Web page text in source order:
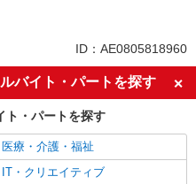
未経験歓迎
女性活躍中
フリーター歓迎
ブランクOK
土日祝休み
ID：AE0805818960
バイト・パートを探す
ト・パートを探す
医療・介護・福祉
IT・クリエイティブ